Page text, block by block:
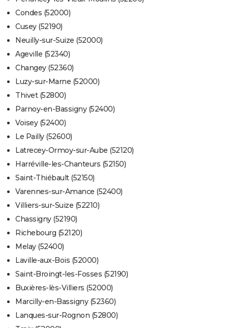
Condes (52000)
Cusey (52190)
Neuilly-sur-Suize (52000)
Ageville (52340)
Changey (52360)
Luzy-sur-Marne (52000)
Thivet (52800)
Parnoy-en-Bassigny (52400)
Voisey (52400)
Le Pailly (52600)
Latrecey-Ormoy-sur-Aube (52120)
Harréville-les-Chanteurs (52150)
Saint-Thiébault (52150)
Varennes-sur-Amance (52400)
Villiers-sur-Suize (52210)
Chassigny (52190)
Richebourg (52120)
Melay (52400)
Laville-aux-Bois (52000)
Saint-Broingt-les-Fosses (52190)
Buxières-lès-Villiers (52000)
Marcilly-en-Bassigny (52360)
Lanques-sur-Rognon (52800)